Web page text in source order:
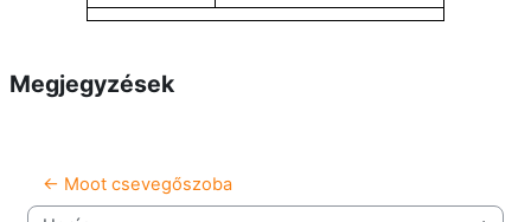
Megjegyzések
← Moot csevegőszoba